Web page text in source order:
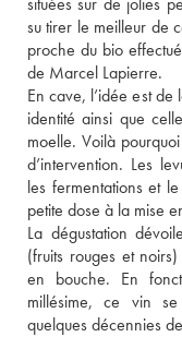
su tirer le meilleur de
proche du bio
de Marcel Lapierre.
En cave, l’idée est
identité ainsi que
moelle. Voilà
d’intervention. Les
les fermentations et
petite dose à la mise
La dégustation
(fruits rouges et
en bouche. En
millésime, ce vin
quelques décennies